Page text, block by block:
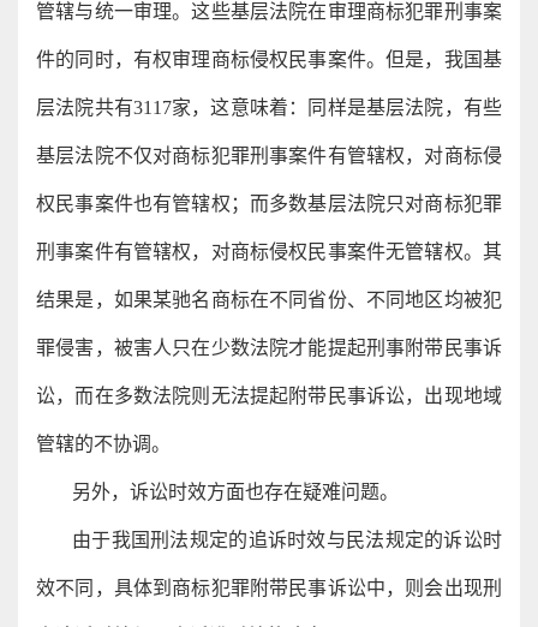
管辖与统一审理。这些基层法院在审理商标犯罪刑事案
件的同时，有权审理商标侵权民事案件。但是，我国基
层法院共有3117家，这意味着：同样是基层法院，有些
基层法院不仅对商标犯罪刑事案件有管辖权，对商标侵
权民事案件也有管辖权；而多数基层法院只对商标犯罪
刑事案件有管辖权，对商标侵权民事案件无管辖权。其
结果是，如果某驰名商标在不同省份、不同地区均被犯
罪侵害，被害人只在少数法院才能提起刑事附带民事诉
讼，而在多数法院则无法提起附带民事诉讼，出现地域
管辖的不协调。
另外，诉讼时效方面也存在疑难问题。
由于我国刑法规定的追诉时效与民法规定的诉讼时
效不同，具体到商标犯罪附带民事诉讼中，则会出现刑